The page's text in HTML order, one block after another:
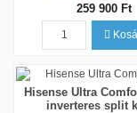
259 900 Ft
Hisense Ultra
inverteres split